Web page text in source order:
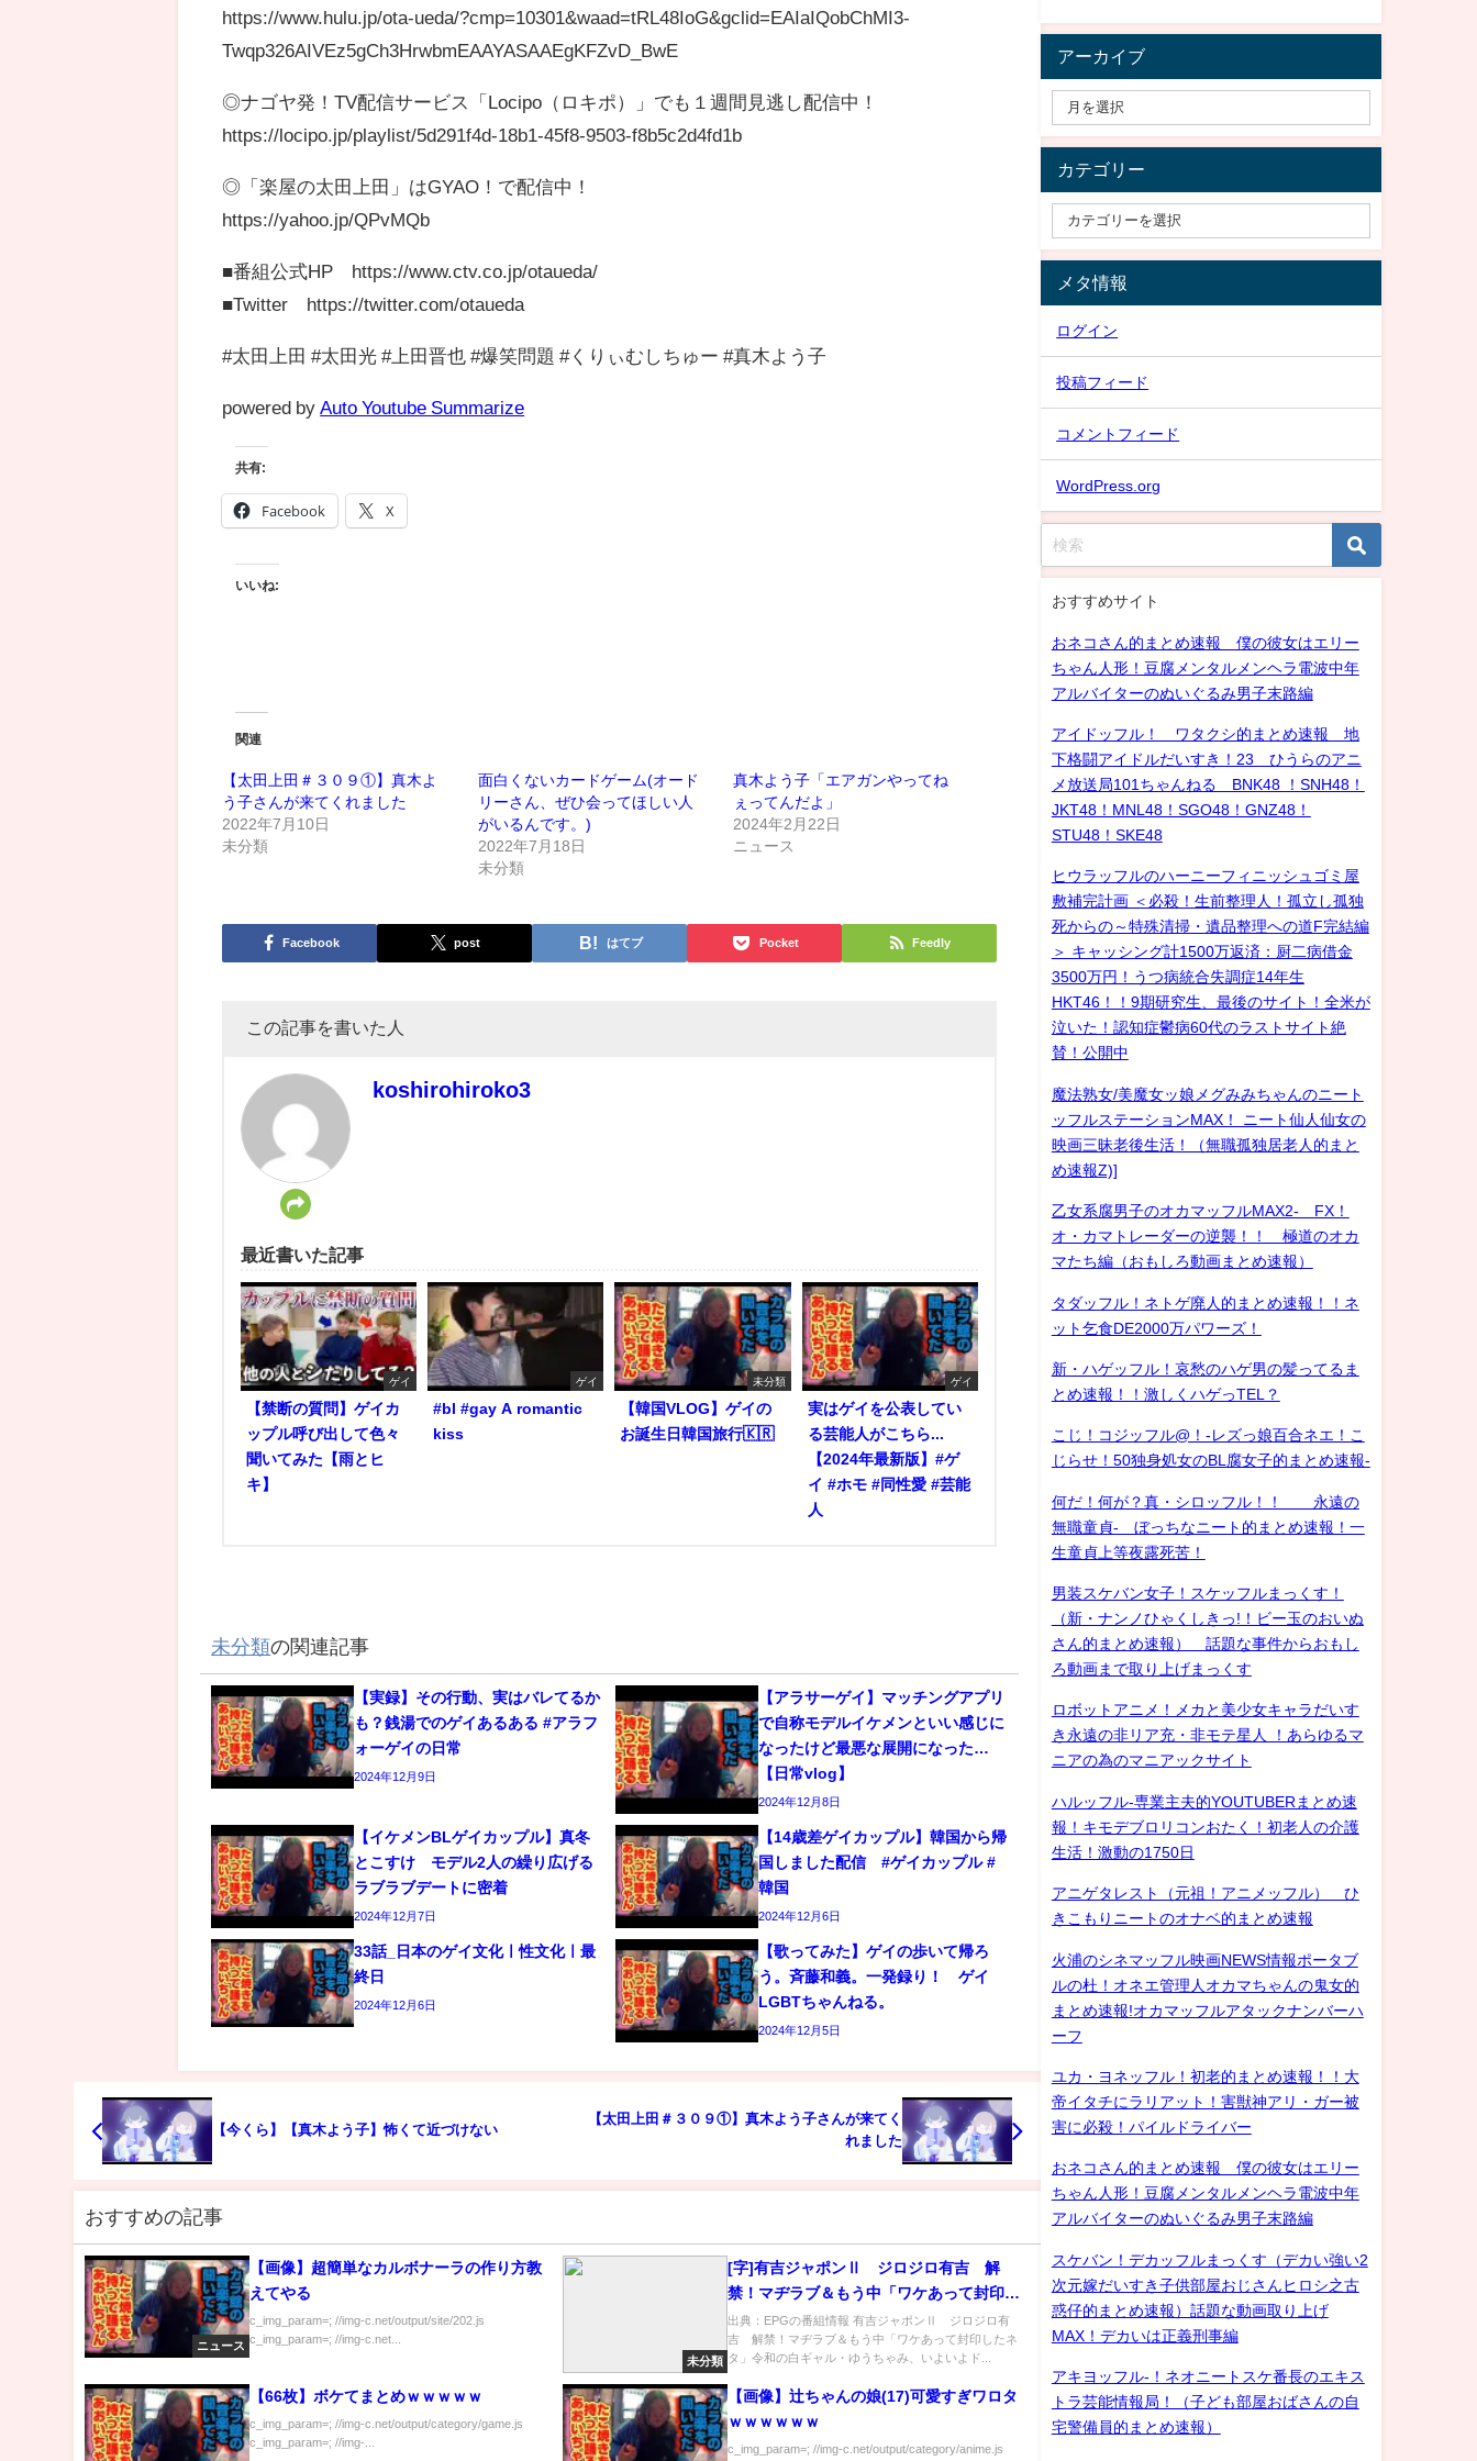
https://www.hulu.jp/ota-ueda/?cmp=10301&waad=tRL48IoG&gclid=EAIaIQobChMI3-
Twqp326AIVEz5gCh3HrwbmEAAYASAAEgKFZvD_BwE
◎ナゴヤ発！TV配信サービス「Locipo（ロキポ）」でも１週間見逃し配信中！
https://locipo.jp/playlist/5d291f4d-18b1-45f8-9503-f8b5c2d4fd1b
◎「楽屋の太田上田」はGYAO！で配信中！
https://yahoo.jp/QPvMQb
■番組公式HP https://www.ctv.co.jp/otaueda/
■Twitter https://twitter.com/otaueda
#太田上田 #太田光 #上田晋也 #爆笑問題 #くりぃむしちゅー #真木よう子
powered by Auto Youtube Summarize
共有:
Facebook X
いいね:
関連
【太田上田＃３０９①】真木よ
う子さんが来てくれました
2022年7月10日
未分類
面白くないカードゲーム(オード
リーさん、ぜひ会ってほしい人
がいるんです。)
2022年7月18日
未分類
真木よう子「エアガンやってね
ぇってんだよ」
2024年2月22日
ニュース
Facebook post はてブ Pocket Feedly
この記事を書いた人
koshirohiroko3
最近書いた記事
ゲイ
【禁断の質問】ゲイカ
ップル呼び出して色々
聞いてみた【雨とヒ
キ】
ゲイ
#bl #gay A romantic
kiss
未分類
【韓国VLOG】ゲイの
お誕生日韓国旅行🇰🇷
ゲイ
実はゲイを公表してい
る芸能人がこちら...
【2024年最新版】#ゲ
イ #ホモ #同性愛 #芸能
人
未分類の関連記事
【実録】その行動、実はバレてるか
も？銭湯でのゲイあるある #アラフ
ォーゲイの日常
2024年12月9日
【アラサーゲイ】マッチングアプリ
で自称モデルイケメンといい感じに
なったけど最悪な展開になった…
【日常vlog】
2024年12月8日
【イケメンBLゲイカップル】真冬
とこすけ モデル2人の繰り広げる
ラブラブデートに密着
2024年12月7日
【14歳差ゲイカップル】韓国から帰
国しました配信 #ゲイカップル #
韓国
2024年12月6日
33話_日本のゲイ文化ㅣ性文化ㅣ最
終日
2024年12月6日
【歌ってみた】ゲイの歩いて帰ろ
う。斉藤和義。一発録り！ ゲイ
LGBTちゃんねる。
2024年12月5日
【今くら】【真木よう子】怖くて近づけない
【太田上田＃３０９①】真木よう子さんが来てく
れました
おすすめの記事
ニュース
【画像】超簡単なカルボナーラの作り方教
えてやる
c_img_param=; //img-c.net/output/site/202.js
c_img_param=; //img-c.net...
未分類
[字]有吉ジャポンⅡ ジロジロ有吉 解
禁！マヂラブ＆もう中「ワケあって封印し
たネタ」…の番組内容解析まとめ
出典：EPGの番組情報 有吉ジャポンⅡ ジロジロ有
吉 解禁！マヂラブ＆もう中「ワケあって封印したネ
タ」令和の白ギャル・ゆうちゃみ、いよいよド...
【66枚】ボケてまとめｗｗｗｗｗ
c_img_param=; //img-c.net/output/category/game.js
c_img_param=; //img-...
【画像】辻ちゃんの娘(17)可愛すぎワロタ
ｗｗｗｗｗｗ
c_img_param=; //img-c.net/output/category/anime.js
アーカイブ
カテゴリー
メタ情報
ログイン
投稿フィード
コメントフィード
WordPress.org
おすすめサイト
おネコさん的まとめ速報 僕の彼女はエリー
ちゃん人形！豆腐メンタルメンヘラ電波中年
アルバイターのぬいぐるみ男子末路編
アイドッフル！ ワタクシ的まとめ速報 地
下格闘アイドルだいすき！23 ひうらのアニ
メ放送局101ちゃんねる BNK48 ！SNH48！
JKT48！MNL48！SGO48！GNZ48！
STU48！SKE48
ヒウラッフルのハーニーフィニッシュゴミ屋
敷補完計画 ＜必殺！生前整理人！孤立し孤独
死からの～特殊清掃・遺品整理への道F完結編
＞ キャッシング計1500万返済：厨二病借金
3500万円！うつ病統合失調症14年生
HKT46！！9期研究生、最後のサイト！全米が
泣いた！認知症鬱病60代のラストサイト絶
賛！公開中
魔法熟女/美魔女ッ娘メグみみちゃんのニート
ッフルステーションMAX！ ニート仙人仙女の
映画三昧老後生活！（無職孤独居老人的まと
め速報Z)]
乙女系腐男子のオカマッフルMAX2- FX！
オ・カマトレーダーの逆襲！！ 極道のオカ
マたち編（おもしろ動画まとめ速報）
タダッフル！ネトゲ廃人的まとめ速報！！ネ
ット乞食DE2000万パワーズ！
新・ハゲッフル！哀愁のハゲ男の髪ってるま
とめ速報！！激しくハゲっTEL？
こじ！コジッフル@！-レズっ娘百合ネエ！こ
じらせ！50独身処女のBL腐女子的まとめ速報-
何だ！何が？真・シロッフル！！ 永遠の
無職童貞- ぼっちなニート的まとめ速報！一
生童貞上等夜露死苦！
男装スケバン女子！スケッフルまっくす！
（新・ナンノひゃくしきっ!！ビー玉のおいぬ
さん的まとめ速報） 話題な事件からおもし
ろ動画まで取り上げまっくす
ロボットアニメ！メカと美少女キャラだいす
き永遠の非リア充・非モテ星人 ！あらゆるマ
ニアの為のマニアックサイト
ハルッフル-専業主夫的YOUTUBERまとめ速
報！キモデブロリコンおたく！初老人の介護
生活！激動の1750日
アニゲタレスト（元祖！アニメッフル） ひ
きこもりニートのオナベ的まとめ速報
火浦のシネマッフル映画NEWS情報ポータブ
ルの杜！オネエ管理人オカマちゃんの鬼女的
まとめ速報!オカマッフルアタックナンバーハ
ーフ
ユカ・ヨネッフル！初老的まとめ速報！！大
帝イタチにラリアット！害獣神アリ・ガー被
害に必殺！パイルドライバー
おネコさん的まとめ速報 僕の彼女はエリー
ちゃん人形！豆腐メンタルメンヘラ電波中年
アルバイターのぬいぐるみ男子末路編
スケバン！デカッフルまっくす（デカい強い2
次元嫁だいすき子供部屋おじさんヒロシ之古
惑仔的まとめ速報）話題な動画取り上げ
MAX！デカいは正義刑事編
アキヨッフル-！ネオニートスケ番長のエキス
トラ芸能情報局！（子ども部屋おばさんの自
宅警備員的まとめ速報）